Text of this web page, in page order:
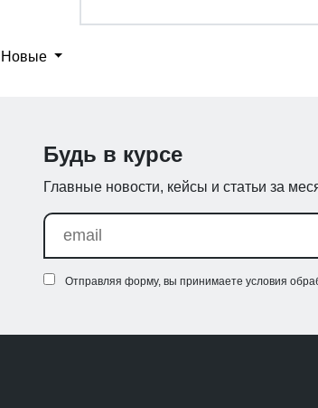
Новые
Будь в курсе
Главные новости, кейсы и статьи за
Отправляя форму, вы принимаете условия